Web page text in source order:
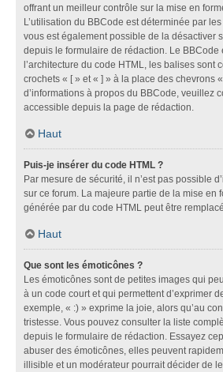
offrant un meilleur contrôle sur la mise en
L’utilisation du BBCode est déterminée par
vous est également possible de la désactiver
depuis le formulaire de rédaction. Le BBCode
l’architecture du code HTML, les balises sont
crochets « [ » et « ] » à la place des chevrons
d’informations à propos du BBCode, veuillez
accessible depuis la page de rédaction.
Haut
Puis-je insérer du code HTML ?
Par mesure de sécurité, il n’est pas possible
sur ce forum. La majeure partie de la mise en
générée par du code HTML peut être
Haut
Que sont les émoticônes ?
Les émoticônes sont de petites images qui
à un code court et qui permettent d’exprimer
exemple, « :) » exprime la joie, alors qu’au
tristesse. Vous pouvez consulter la liste
depuis le formulaire de rédaction. Essayez
abuser des émoticônes, elles peuvent
illisible et un modérateur pourrait décider de